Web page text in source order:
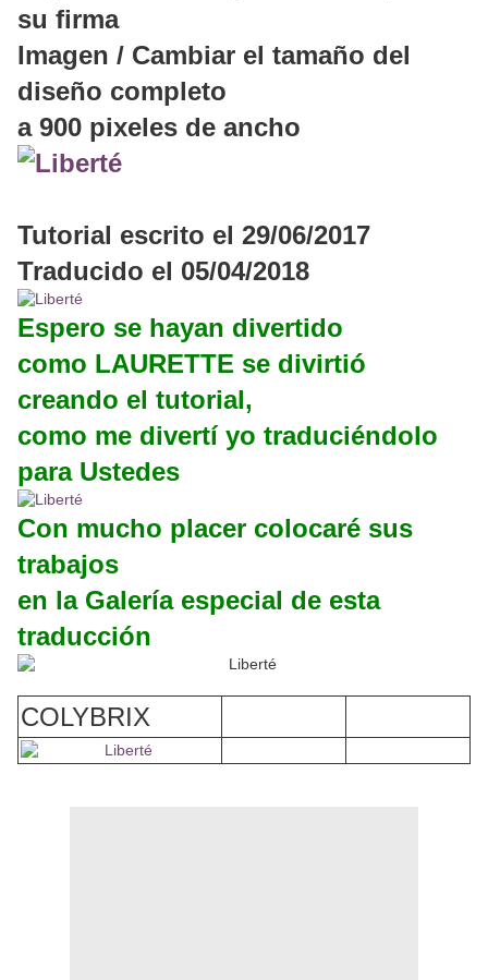
su firma
Imagen / Cambiar el tamaño del
diseño completo
a 900 pixeles de ancho
Tutorial escrito el 29/06/2017
Traducido el 05/04/2018
Espero se hayan divertido
como LAURETTE se divirtió
creando el tutorial,
como me divertí yo traduciéndolo
para Ustedes
Con mucho placer colocaré sus
trabajos
en la Galería especial de esta
traducción
COLYBRIX